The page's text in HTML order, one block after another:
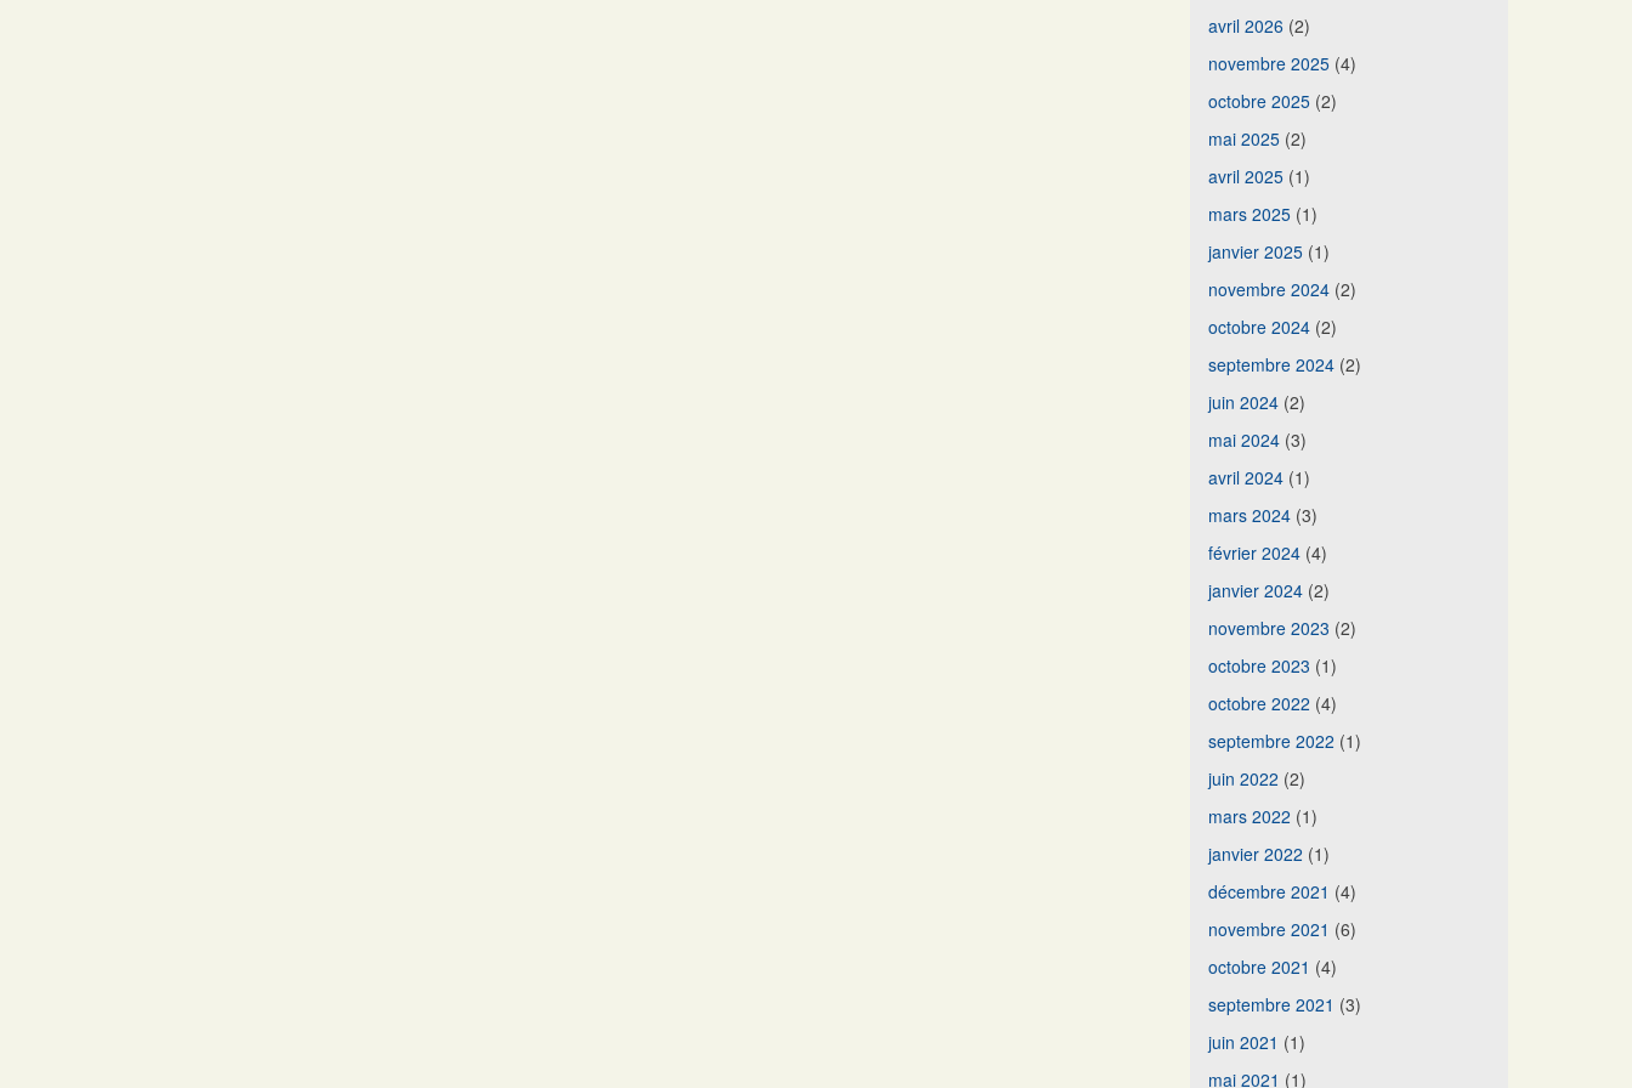
avril 2026 (2)
novembre 2025(4)
octobre 2025(2)
mai 2025(2)
avril 2025(1)
mars 2025(1)
janvier 2025(1)
novembre 2024(2)
octobre 2024(2)
septembre 2024(2)
juin 2024(2)
mai 2024(3)
avril 2024(1)
mars 2024(3)
février 2024(4)
janvier 2024(2)
novembre 2023 (2)
octobre 2023 (1)
octobre 2022 (4)
septembre 2022 (1)
juin 2022 (2)
mars 2022 (1)
janvier 2022 (1)
décembre 2021 (4)
novembre 2021 (6)
octobre 2021 (4)
septembre 2021 (3)
juin 2021 (1)
mai 2021 (1)